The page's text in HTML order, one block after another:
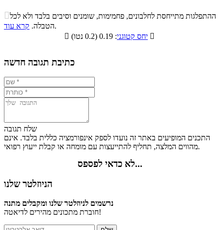
התפלגות ערך תזונתי במתכון
סיבים
תזונתיים
שומנים חלבונים
73.3%
ההתפלגות מתייחסת לחלבונים, פחמימות, שומנים וסיבים בלבד ולא לכל
הטבלה. קרא עוד
.

יחס קטוגני 
כתיבת תגובה חדשה
שלח תגובה
התכנים המופיעים באתר זה נועדו לספק אינפורמציה כללית בלבד. אינם
מהווים המלצה, תחליף להתייעצות עם מומחה או קבלת ייעוץ רפואי.
לא כדאי לפספס...
הניוזלטר שלנו
נרשמים לניוזלטר שלנו ומקבלים מתנה
חוברת מתכונים מהירים לדיאטה!